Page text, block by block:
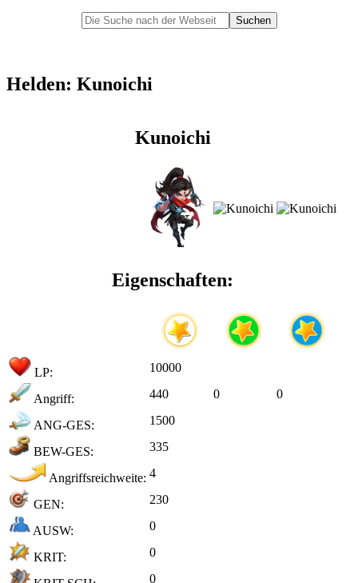
Helden: Kunoichi
Kunoichi
Eigenschaften:
LP: 10000
Angriff: 440 0 0
ANG-GES: 1500
BEW-GES: 335
Angriffsreichweite: 4
GEN: 230
AUSW: 0
KRIT: 0
0